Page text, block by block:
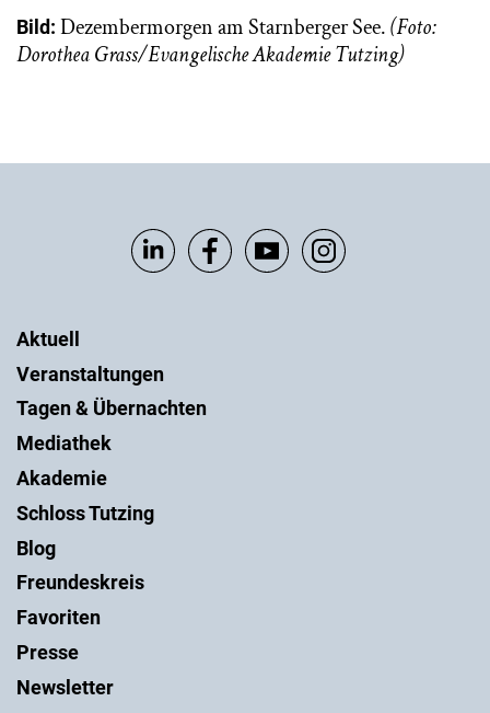
Bild: Dezembermorgen am Starnberger See.(Foto:
Dorothea Grass/Evangelische Akademie Tutzing)
Aktuell
Veranstaltungen
Tagen & Übernachten
Mediathek
Akademie
Schloss Tutzing
Blog
Freundeskreis
Favoriten
Presse
Newsletter